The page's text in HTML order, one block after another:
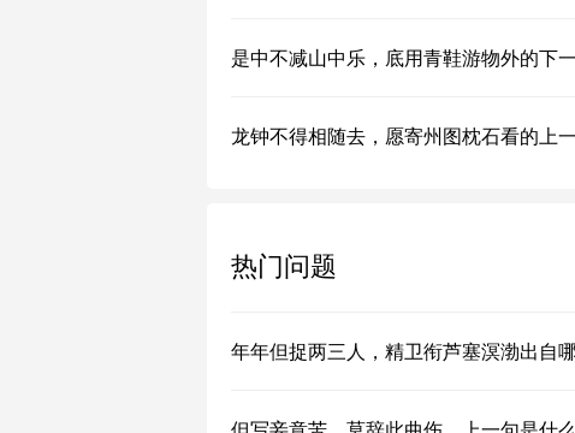
是中不减山中乐，底用青鞋游物外的下
龙钟不得相随去，愿寄州图枕石看的上
热门问题
年年但捉两三人，精卫衔芦塞溟渤出自